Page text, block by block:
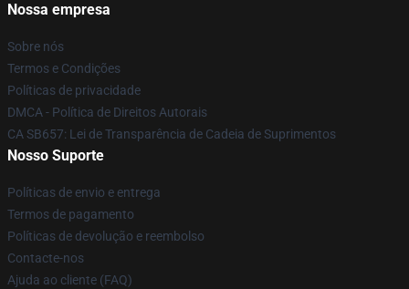
Nossa empresa
Sobre nós
Termos e Condições
Políticas de privacidade
DMCA - Política de Direitos Autorais
CA SB657: Lei de Transparência de Cadeia de Suprimentos
Nosso Suporte
Políticas de envio e entrega
Termos de pagamento
Políticas de devolução e reembolso
Contacte-nos
Ajuda ao cliente (FAQ)